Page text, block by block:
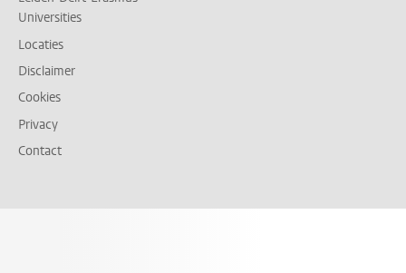
Universities
Locaties
Disclaimer
Cookies
Privacy
Contact